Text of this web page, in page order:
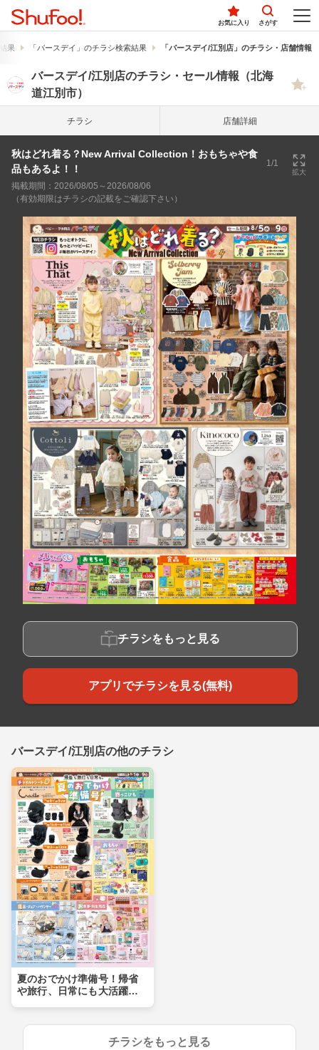
お気に入り さがす
果 「バースデイ」のチラシ検索結果 「バースデイ/江別店」のチラシ・店舗情報
バースデイ/江別店のチラシ・セール情報（北海
道江別市）
チラシ 店舗詳細
秋はどれ着る？New Arrival Collection！おもちゃや食
品もあるよ！！
1/1
拡大
掲載期間：2026/08/05～2026/08/06
（有効期限はチラシの記載をご確認下さい）
チラシをもっと見る
アプリでチラシを見る(無料)
バースデイ/江別店の他のチラシ
夏のおでかけ準備号！帰省
や旅行、日常にも大活躍ア
チラシをもっと見る